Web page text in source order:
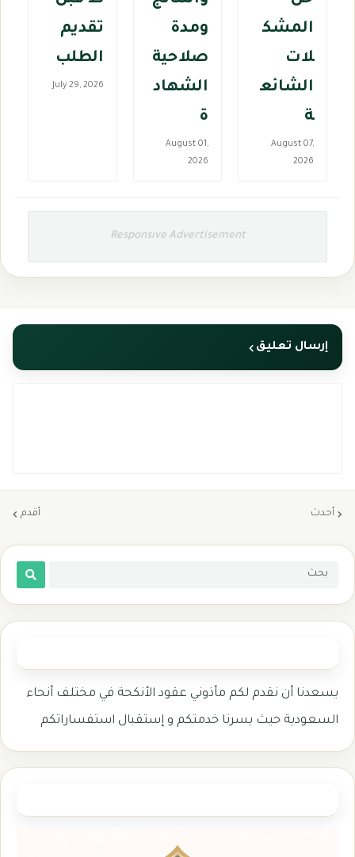
المشك
لات
الشائع
ة
August 07,
2026
ومدة
صلاحية
الشهاد
ة
August 01,
2026
تقديم
الطلب
July 29, 2026
Responsive Advertisement
إرسال تعليق
أحدث أقدم
يسعدنا أن نقدم لكم مأذوني عقود الأنكحة في مختلف أنحاء
السعودية حيث يسرنا خدمتكم و إستقبال استفساراتكم